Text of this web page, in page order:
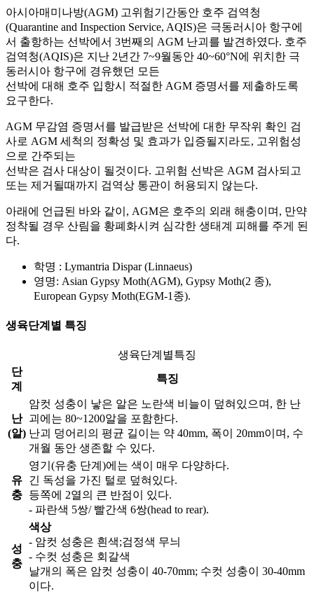
아시아매미나방(AGM) 고위험기간동안 호주 검역청
(Quarantine and Inspection Service, AQIS)은 극동러시아 항구에
서 출항하는 선박에서 3번째의 AGM 난괴를 발견하였다. 호주
검역청(AQIS)은 지난 2년간 7~9월동안 40~60°N에 위치한 극
동러시아 항구에 경유했던 모든
선박에 대해 호주 입항시 적절한 AGM 증명서를 제출하도록
요구한다.
AGM 무감염 증명서를 발급받은 선박에 대한 무작위 확인 검
사로 AGM 세척의 정확성 및 효과가 입증될지라도, 고위험성
으로 간주되는
선박은 검사 대상이 될것이다. 고위험 선박은 AGM 검사되고
또는 제거될때까지 검역상 통관이 허용되지 않는다.
아래에 언급된 바와 같이, AGM은 호주의 외래 해충이며, 만약
정착될 경우 산림을 황폐화시켜 심각한 생태계 피해를 주게 된
다.
학명 : Lymantria Dispar (Linnaeus)
영명: Asian Gypsy Moth(AGM), Gypsy Moth(2 종),
European Gypsy Moth(EGM-1종).
생육단계별 특징
생육단계별특징
단
계
특징
난
(알)
암컷 성충이 낳은 알은 노란색 비늘이 덮혀있으며, 한 난
괴에는 80~1200알을 포함한다.
난괴 덩어리의 평균 길이는 약 40mm, 폭이 20mm이며, 수
개월 동안 생존할 수 있다.
유
충
영기(유충 단계)에는 색이 매우 다양하다.
긴 독성을 가진 털로 덮혀있다.
등쪽에 2열의 큰 반점이 있다.
- 파란색 5쌍/ 빨간색 6쌍(head to rear).
성
충
색상
- 암컷 성충은 흰색;검정색 무늬
- 수컷 성충은 회갈색
날개의 폭은 암컷 성충이 40-70mm; 수컷 성충이 30-40mm
이다.